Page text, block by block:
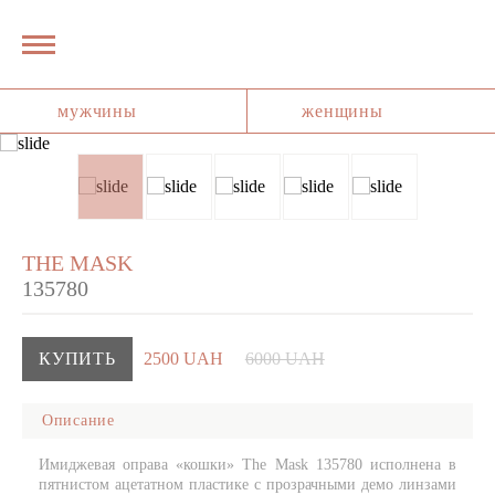
мужчины женщины
THE MASK
135780
КУПИТЬ 2500 UAH 6000 UAH
Описание
Имиджевая оправа «кошки» The Mask 135780 исполнена в
пятнистом ацетатном пластике с прозрачными демо линзами